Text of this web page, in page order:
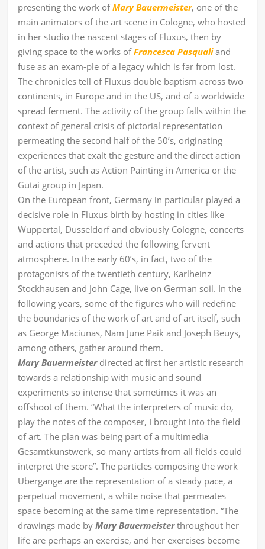
presenting the work ofMary Bauermeister, one of the
main animators of the art scene in Cologne, who hosted
in her studio the nascent stages of Fluxus, then by
giving space to the works ofFrancesca Pasquali and
fuse as an exam-ple of a legacy which is far from lost.
The chronicles tell of Fluxus double baptism across two
continents, in Europe and in the US, and of a worldwide
spread ferment. The activity of the group falls within the
context of general crisis of pictorial representation
permeating the second half of the 50’s, originating
experiences that exalt the gesture and the direct action
of the artist, such as Action Painting in America or the
Gutai group in Japan.
On the European front, Germany in particular played a
decisive role in Fluxus birth by hosting in cities like
Wuppertal, Dusseldorf and obviously Cologne, concerts
and actions that preceded the following fervent
atmosphere. In the early 60’s, in fact, two of the
protagonists of the twentieth century, Karlheinz
Stockhausen and John Cage, live on German soil. In the
following years, some of the ﬁgures who will redeﬁne
the boundaries of the work of art and of art itself, such
as George Maciunas, Nam June Paik and Joseph Beuys,
among others, gather around them.
Mary Bauermeisterdirected at ﬁrst her artistic research
towards a relationship with music and sound
experiments so intense that sometimes it was an
oﬀshoot of them. “What the interpreters of music do,
play the notes of the composer, I brought into the field
of art. The plan was being part of a multimedia
Gesamtkunstwerk, so many artists from all fields could
interpret the score”. The particles composing the work
Übergänge are the representation of a steady pace, a
perpetual movement, a white noise that permeates
space becoming at the same time representation. “The
drawings made byMary Bauermeisterthroughout her
life are perhaps an exercise, and her exercises become